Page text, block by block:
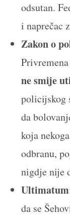
odsutan.
i naprečac
Zakon o
ne smije
policijskog
da
koja
odbranu,
nigdje nije
da se